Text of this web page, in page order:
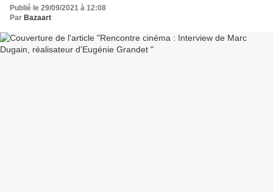
Publié le 29/09/2021 à 12:08
Par Bazaart